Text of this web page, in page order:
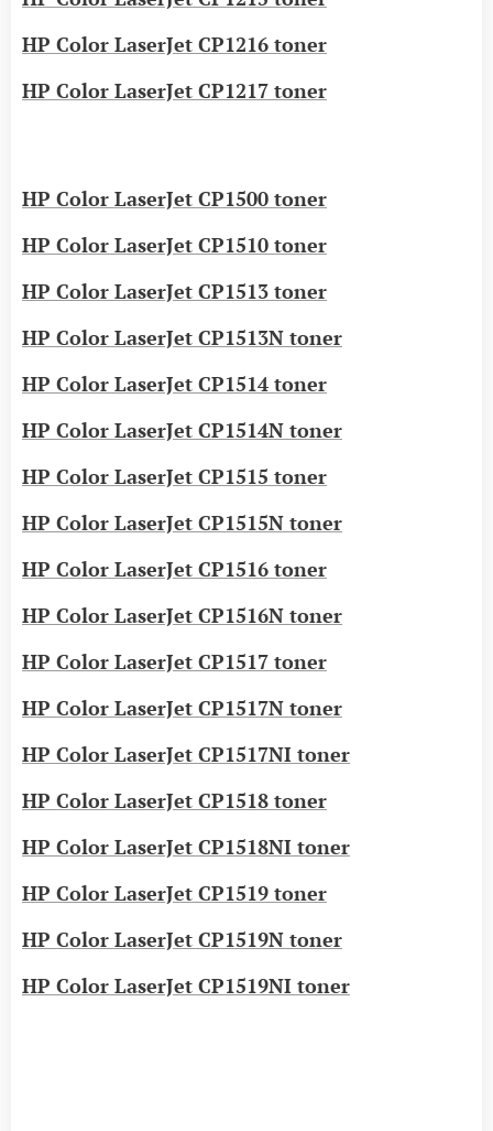
HP Color LaserJet CP1216 toner
HP Color LaserJet CP1217 toner
HP Color LaserJet CP1500 toner
HP Color LaserJet CP1510 toner
HP Color LaserJet CP1513 toner
HP Color LaserJet CP1513N toner
HP Color LaserJet CP1514 toner
HP Color LaserJet CP1514N toner
HP Color LaserJet CP1515 toner
HP Color LaserJet CP1515N toner
HP Color LaserJet CP1516 toner
HP Color LaserJet CP1516N toner
HP Color LaserJet CP1517 toner
HP Color LaserJet CP1517N toner
HP Color LaserJet CP1517NI toner
HP Color LaserJet CP1518 toner
HP Color LaserJet CP1518NI toner
HP Color LaserJet CP1519 toner
HP Color LaserJet CP1519N toner
HP Color LaserJet CP1519NI toner